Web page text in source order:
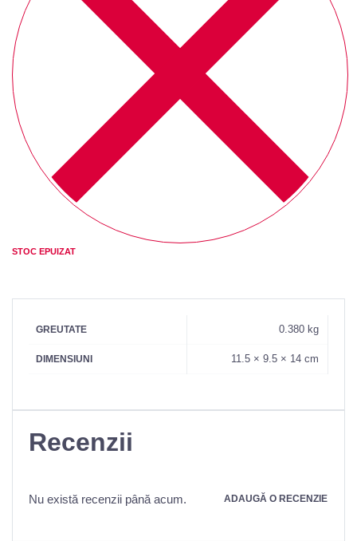
STOC EPUIZAT
GREUTATE 0.380 kg
DIMENSIUNI 11.5 × 9.5 × 14 cm
Recenzii
Nu există recenzii până acum. ADAUGĂ O RECENZIE